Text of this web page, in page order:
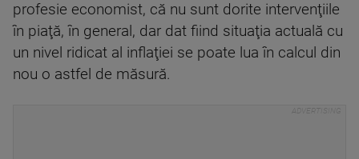
profesie economist, că nu sunt dorite intervenţiile
în piaţă, în general, dar dat fiind situaţia actuală cu
un nivel ridicat al inflaţiei se poate lua în calcul din
nou o astfel de măsură.